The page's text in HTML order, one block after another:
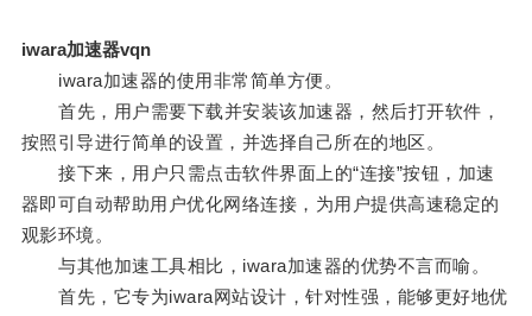
iwara加速器vqn
iwara加速器的使用非常简单方便。
首先，用户需要下载并安装该加速器，然后打开软件，
按照引导进行简单的设置，并选择自己所在的地区。
接下来，用户只需点击软件界面上的“连接”按钮，加速
器即可自动帮助用户优化网络连接，为用户提供高速稳定的
观影环境。
与其他加速工具相比，iwara加速器的优势不言而喻。
首先，它专为iwara网站设计，针对性强，能够更好地优